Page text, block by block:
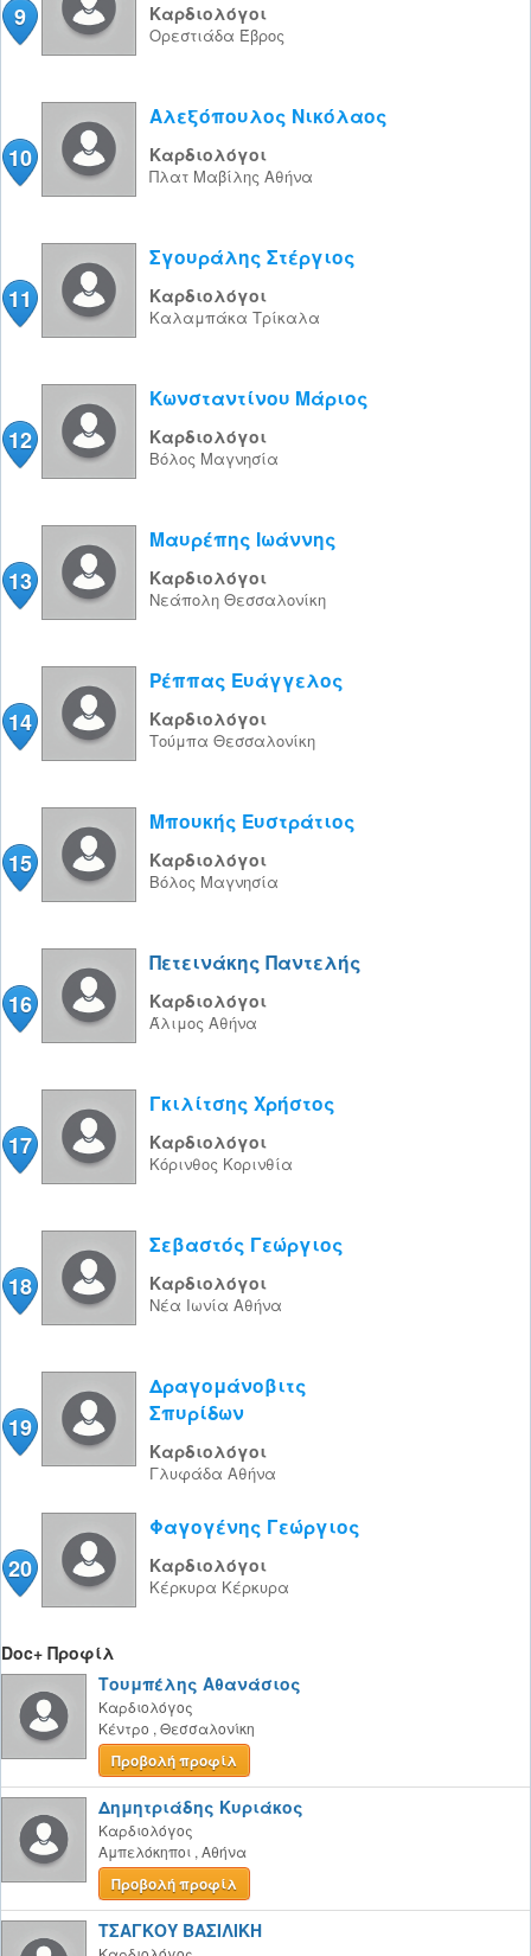
9 Καρδιολόγοι
Ορεστιάδα Έβρος
10
Αλεξόπουλος Νικόλαος
Καρδιολόγοι
Πλατ Μαβίλης Αθήνα
11
Σγουράλης Στέργιος
Καρδιολόγοι
Καλαμπάκα Τρίκαλα
12
Κωνσταντίνου Μάριος
Καρδιολόγοι
Βόλος Μαγνησία
13
Μαυρέπης Ιωάννης
Καρδιολόγοι
Νεάπολη Θεσσαλονίκη
14
Ρέππας Ευάγγελος
Καρδιολόγοι
Τούμπα Θεσσαλονίκη
15
Μπουκής Ευστράτιος
Καρδιολόγοι
Βόλος Μαγνησία
16
Πετεινάκης Παντελής
Καρδιολόγοι
Άλιμος Αθήνα
17
Γκιλίτσης Χρήστος
Καρδιολόγοι
Κόρινθος Κορινθία
18
Σεβαστός Γεώργιος
Καρδιολόγοι
Νέα Ιωνία Αθήνα
19
Δραγομάνοβιτς
Σπυρίδων
Καρδιολόγοι
Γλυφάδα Αθήνα
20
Φαγογένης Γεώργιος
Καρδιολόγοι
Κέρκυρα Κέρκυρα
Doc+ Προφίλ
Τουμπέλης Αθανάσιος
Καρδιολόγος
Κέντρο , Θεσσαλονίκη
Προβολή προφίλ
Δημητριάδης Κυριάκος
Καρδιολόγος
Αμπελόκηποι , Αθήνα
Προβολή προφίλ
ΤΣΑΓΚΟΥ ΒΑΣΙΛΙΚΗ